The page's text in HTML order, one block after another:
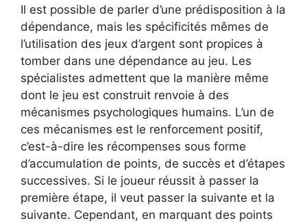
Il est possible de parler d’une prédisposition à la
dépendance, mais les spécificités mêmes de
l’utilisation des jeux d’argent sont propices à
tomber dans une dépendance au jeu. Les
spécialistes admettent que la manière même
dont le jeu est construit renvoie à des
mécanismes psychologiques humains. L’un de
ces mécanismes est le renforcement positif,
c’est-à-dire les récompenses sous forme
d’accumulation de points, de succès et d’étapes
successives. Si le joueur réussit à passer la
première étape, il veut passer la suivante et la
suivante. Cependant, en marquant des points